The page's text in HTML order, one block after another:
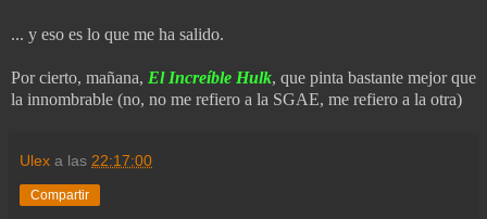
... y eso es lo que me ha salido.
Por cierto, mañana, El Increíble Hulk, que pinta bastante mejor que
la innombrable (no, no me refiero a la SGAE, me refiero a la otra)
Ulex a las 22:17:00
Compartir